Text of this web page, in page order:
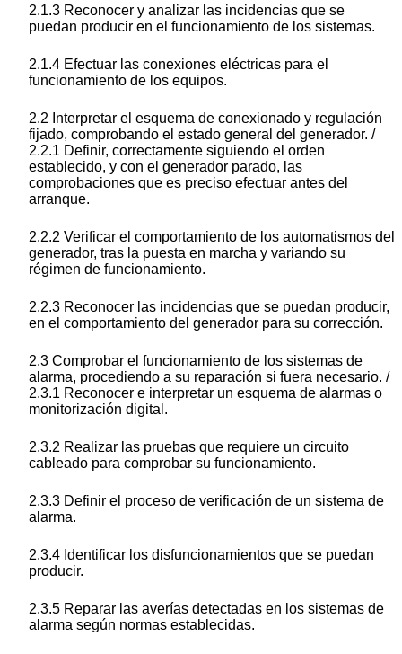
2.1.3 Reconocer y analizar las incidencias que se
puedan producir en el funcionamiento de los sistemas.
2.1.4 Efectuar las conexiones eléctricas para el
funcionamiento de los equipos.
2.2 Interpretar el esquema de conexionado y regulación
fijado, comprobando el estado general del generador. /
2.2.1 Definir, correctamente siguiendo el orden
establecido, y con el generador parado, las
comprobaciones que es preciso efectuar antes del
arranque.
2.2.2 Verificar el comportamiento de los automatismos del
generador, tras la puesta en marcha y variando su
régimen de funcionamiento.
2.2.3 Reconocer las incidencias que se puedan producir,
en el comportamiento del generador para su corrección.
2.3 Comprobar el funcionamiento de los sistemas de
alarma, procediendo a su reparación si fuera necesario. /
2.3.1 Reconocer e interpretar un esquema de alarmas o
monitorización digital.
2.3.2 Realizar las pruebas que requiere un circuito
cableado para comprobar su funcionamiento.
2.3.3 Definir el proceso de verificación de un sistema de
alarma.
2.3.4 Identificar los disfuncionamientos que se puedan
producir.
2.3.5 Reparar las averías detectadas en los sistemas de
alarma según normas establecidas.